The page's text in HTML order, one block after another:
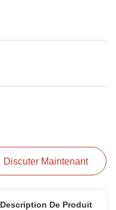
Discuter Maintenant
Description De Produit